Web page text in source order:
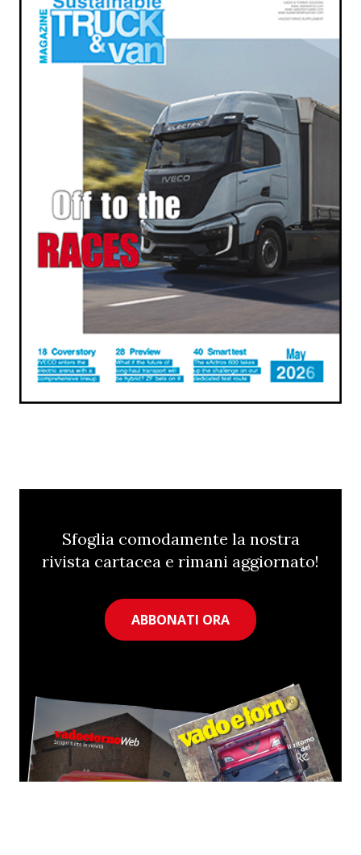
Sfoglia comodamente la nostra
rivista cartacea e rimani aggiornato!
ABBONATI ORA